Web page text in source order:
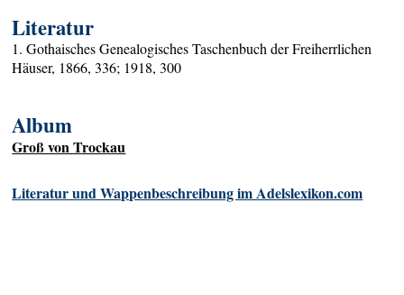
Literatur
1. Gothaisches Genealogisches Taschenbuch der Freiherrlichen
Häuser, 1866, 336; 1918, 300
Album
Groß von Trockau
Literatur und Wappenbeschreibung im Adelslexikon.com